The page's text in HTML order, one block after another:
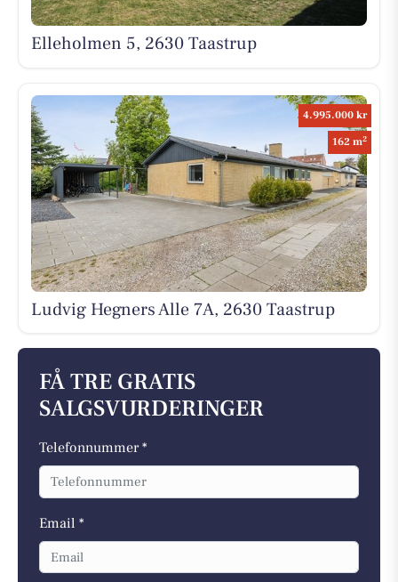
Elleholmen 5, 2630 Taastrup
4.995.000 kr
162 m2
Ludvig Hegners Alle 7A, 2630 Taastrup
FÅ TRE GRATIS
SALGSVURDERINGER
Telefonnummer *
Email *